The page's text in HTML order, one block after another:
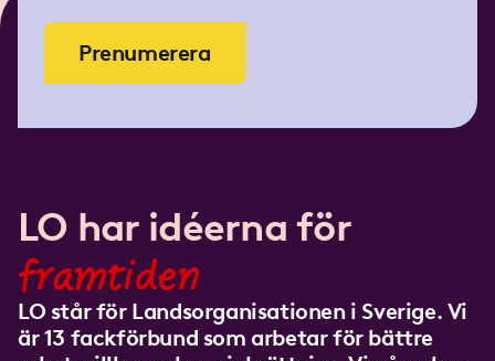
Prenumerera
LO har idéerna för
framtiden
LO står för Landsorganisationen i Sverige. Vi
är 13 fackförbund som arbetar för bättre